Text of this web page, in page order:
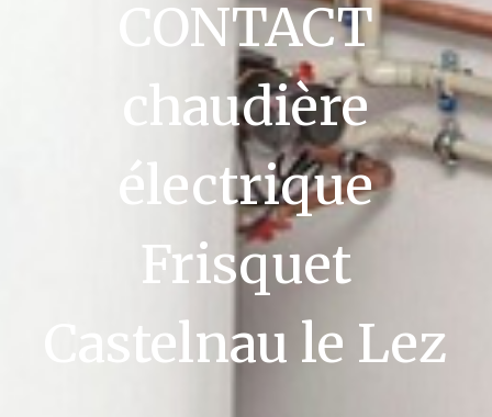
CONTACT
chaudière
électrique
Frisquet
Castelnau le Lez